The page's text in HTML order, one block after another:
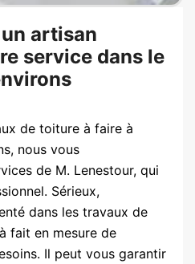
artisan
service dans le
de toiture à faire à
nous vous
de M. Lenestour, qui
Sérieux,
dans les travaux de
fait en mesure de
Il peut vous garantir